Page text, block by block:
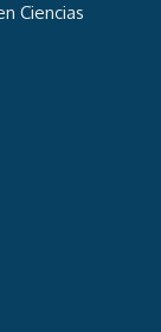
Ciencias